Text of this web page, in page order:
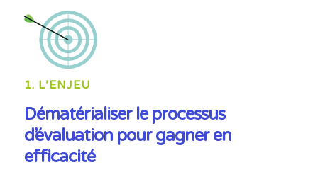
1. L’ENJEU
Dématérialiser le processus
d’évaluation pour gagner en
efficacité